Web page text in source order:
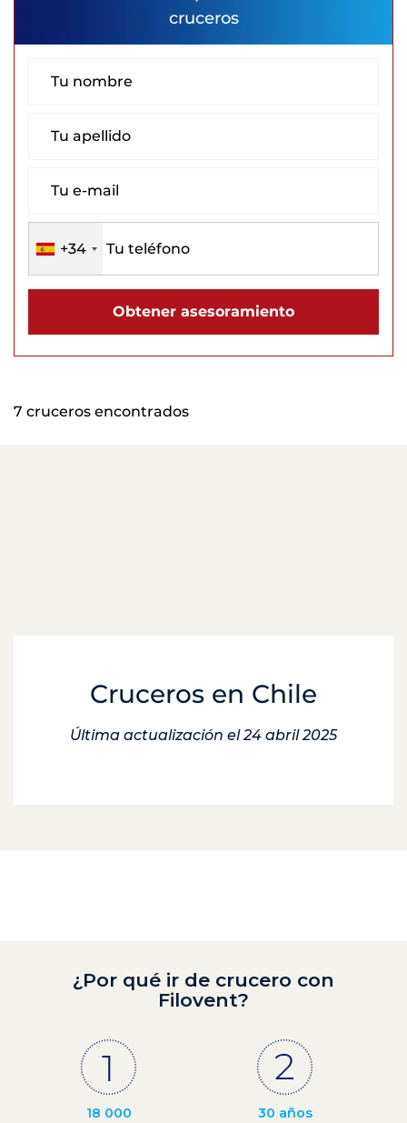
cruceros
+34
Obtener asesoramiento
7 cruceros encontrados
Cruceros en Chile
Última actualización el 24 abril 2025
¿Por qué ir de crucero con
Filovent?
18 000
30 años